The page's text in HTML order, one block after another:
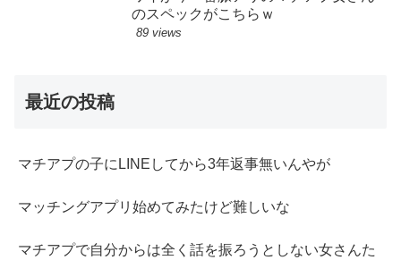
のスペックがこちらｗ
89 views
最近の投稿
マチアプの子にLINEしてから3年返事無いんやが
マッチングアプリ始めてみたけど難しいな
マチアプで自分からは全く話を振ろうとしない女さんた